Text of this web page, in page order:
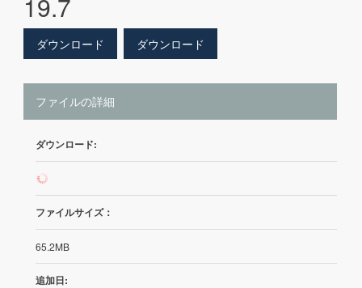
ダウンロード ダウンロード
ファイルの詳細
ダウンロード:
52
ファイルサイズ：
65.2MB
追加日: